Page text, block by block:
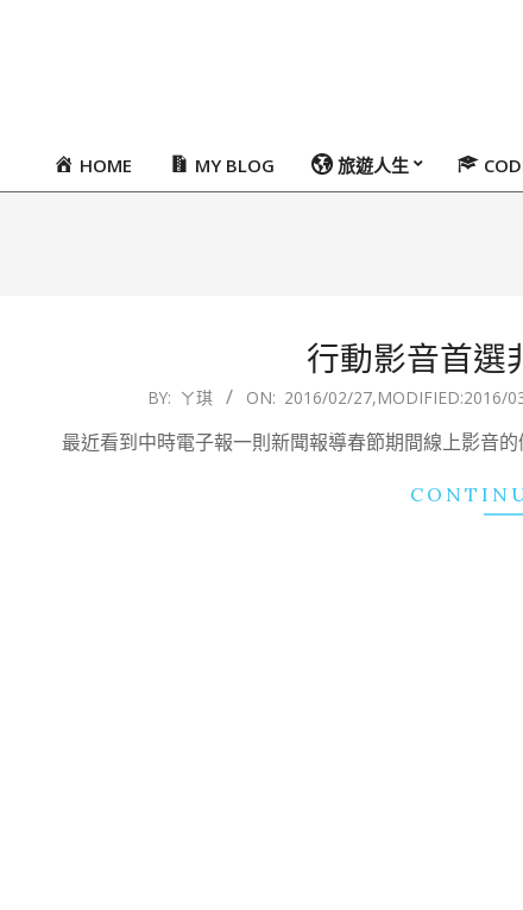
PrimaryHOME MY BLOG 旅遊人生
行動影音首選
27
BY: ㄚ琪 ON: 2016/02/27,MODIFIED:2016/
最近看到中時電子報一則新聞報導春節期間線上影音